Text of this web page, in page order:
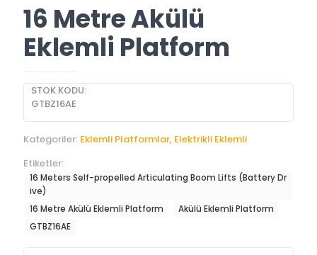
16 Metre Akülü
Eklemli Platform
STOK KODU:
GTBZ16AE
Kategoriler: Eklemli Platformlar, Elektrikli Eklemli
Etiketler:
16 Meters Self-propelled Articulating Boom Lifts (Battery Dr
ive)
16 Metre Akülü Eklemli Platform
Akülü Eklemli Platform
GTBZ16AE